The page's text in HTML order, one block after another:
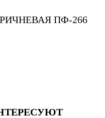
ПФ-266